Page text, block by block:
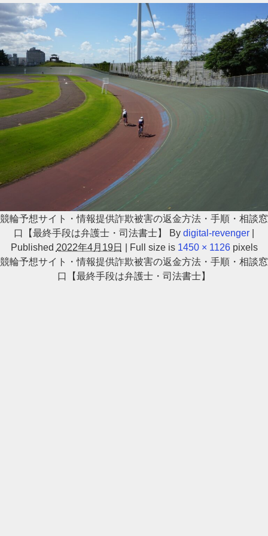
競輪予想サイト・情報提供詐欺被害の返金方法・手順・相談窓
口【最終手段は弁護士・司法書士】
By digital-revenger
Published 2022年4月19日 Full size is 1450 × 1126pixels
競輪予想サイト・情報提供詐欺被害の返金方法・手順・相談窓
口【最終手段は弁護士・司法書士】